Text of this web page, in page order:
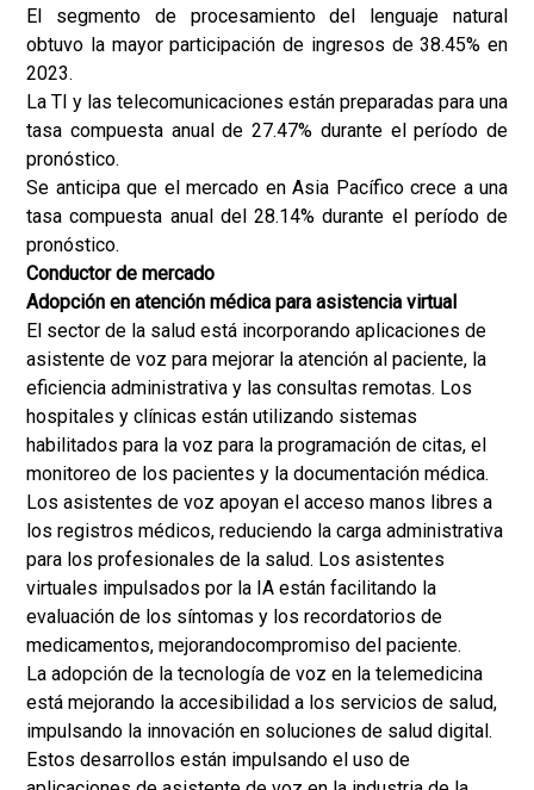
El segmento de procesamiento del lenguaje natural
obtuvo la mayor participación de ingresos de 38.45% en
2023.
La TI y las telecomunicaciones están preparadas para una
tasa compuesta anual de 27.47% durante el período de
pronóstico.
Se anticipa que el mercado en Asia Pacífico crece a una
tasa compuesta anual del 28.14% durante el período de
pronóstico.
Conductor de mercado
Adopción en atención médica para asistencia virtual
El sector de la salud está incorporando aplicaciones de
asistente de voz para mejorar la atención al paciente, la
eficiencia administrativa y las consultas remotas. Los
hospitales y clínicas están utilizando sistemas
habilitados para la voz para la programación de citas, el
monitoreo de los pacientes y la documentación médica.
Los asistentes de voz apoyan el acceso manos libres a
los registros médicos, reduciendo la carga administrativa
para los profesionales de la salud. Los asistentes
virtuales impulsados por la IA están facilitando la
evaluación de los síntomas y los recordatorios de
medicamentos, mejorandocompromiso del paciente.
La adopción de la tecnología de voz en la telemedicina
está mejorando la accesibilidad a los servicios de salud,
impulsando la innovación en soluciones de salud digital.
Estos desarrollos están impulsando el uso de